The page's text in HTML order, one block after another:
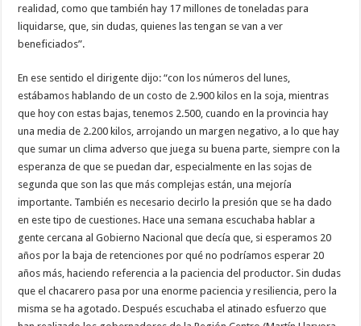
realidad, como que también hay 17 millones de toneladas para
liquidarse, que, sin dudas, quienes las tengan se van a ver
beneficiados”.
En ese sentido el dirigente dijo: “con los números del lunes,
estábamos hablando de un costo de 2.900 kilos en la soja, mientras
que hoy con estas bajas, tenemos 2.500, cuando en la provincia hay
una media de 2.200 kilos, arrojando un margen negativo, a lo que hay
que sumar un clima adverso que juega su buena parte, siempre con la
esperanza de que se puedan dar, especialmente en las sojas de
segunda que son las que más complejas están, una mejoría
importante. También es necesario decirlo la presión que se ha dado
en este tipo de cuestiones. Hace una semana escuchaba hablar a
gente cercana al Gobierno Nacional que decía que, si esperamos 20
años por la baja de retenciones por qué no podríamos esperar 20
años más, haciendo referencia a la paciencia del productor. Sin dudas
que el chacarero pasa por una enorme paciencia y resiliencia, pero la
misma se ha agotado. Después escuchaba el atinado esfuerzo que